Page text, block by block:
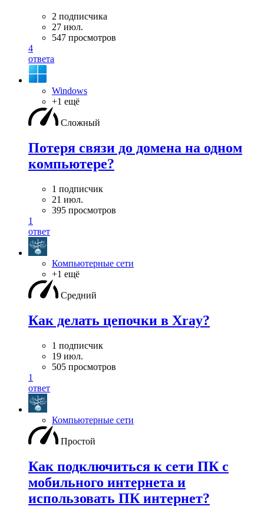
2 подписчика
27 июл.
547 просмотров
4
ответа
Windows
+1 ещё
Сложный
Потеря связи до домена на одном
компьютере?
1 подписчик
21 июл.
395 просмотров
1
ответ
Компьютерные сети
+1 ещё
Средний
Как делать цепочки в Xray?
1 подписчик
19 июл.
505 просмотров
1
ответ
Компьютерные сети
Простой
Как подключиться к сети ПК с
мобильного интернета и
использовать ПК интернет?